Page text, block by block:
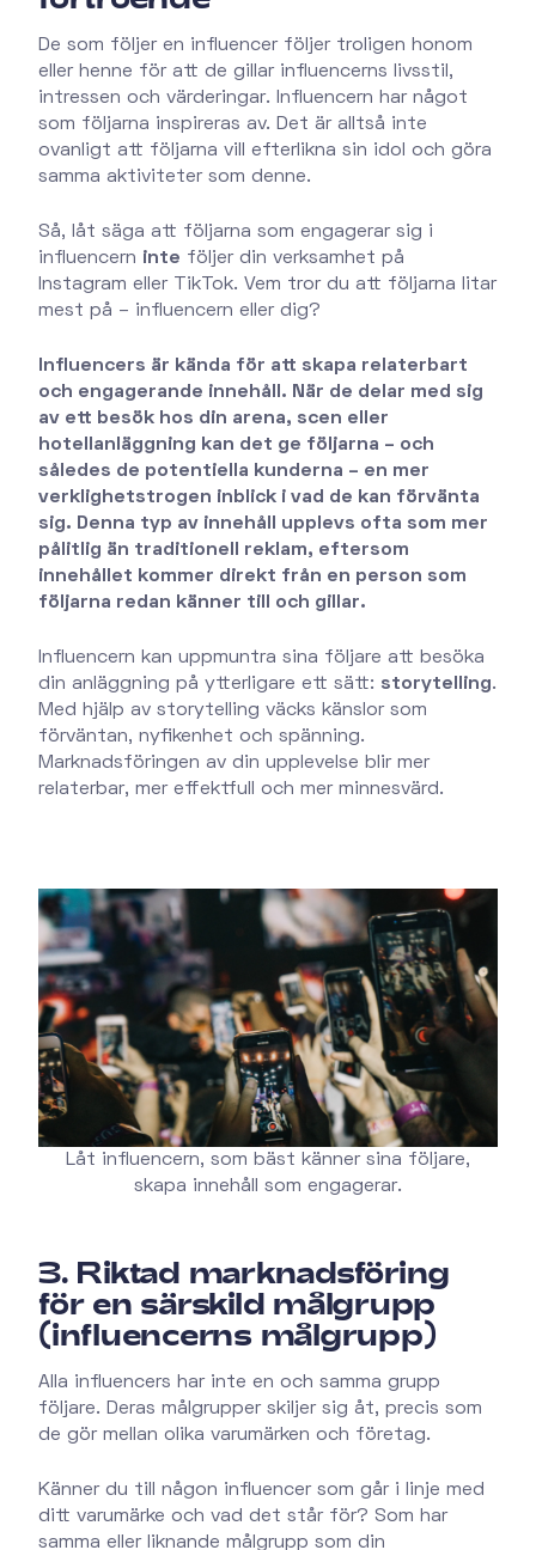
De som följer en influencer följer troligen honom
eller henne för att de gillar influencerns livsstil,
intressen och värderingar. Influencern har något
som följarna inspireras av. Det är alltså inte
ovanligt att följarna vill efterlikna sin idol och göra
samma aktiviteter som denne.
Så, låt säga att följarna som engagerar sig i
influencern inte följer din verksamhet på
Instagram eller TikTok. Vem tror du att följarna litar
mest på – influencern eller dig?
Influencers är kända för att skapa relaterbart
och engagerande innehåll. När de delar med sig
av ett besök hos din arena, scen eller
hotellanläggning kan det ge följarna – och
således de potentiella kunderna – en mer
verklighetstrogen inblick i vad de kan förvänta
sig. Denna typ av innehåll upplevs ofta som mer
pålitlig än traditionell reklam, eftersom
innehållet kommer direkt från en person som
följarna redan känner till och gillar.
Influencern kan uppmuntra sina följare att besöka
din anläggning på ytterligare ett sätt: storytelling.
Med hjälp av storytelling väcks känslor som
förväntan, nyfikenhet och spänning.
Marknadsföringen av din upplevelse blir mer
relaterbar, mer effektfull och mer minnesvärd.
Låt influencern, som bäst känner sina följare,
skapa innehåll som engagerar.
3. Riktad marknadsföring
för en särskild målgrupp
(influencerns målgrupp)
Alla influencers har inte en och samma grupp
följare. Deras målgrupper skiljer sig åt, precis som
de gör mellan olika varumärken och företag.
Känner du till någon influencer som går i linje med
ditt varumärke och vad det står för? Som har
samma eller liknande målgrupp som din